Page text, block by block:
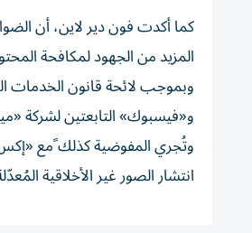
كما أكدت فون دير لاين، أن
المزيد من الجهود لمكافحة
وبموجب لائحة قانون الخدمات
⁠و«فيسبوك» التابعتين لشركة
وتُجري المفوضية كذلك ًمع
انتشار الصور غير الأخلاقية